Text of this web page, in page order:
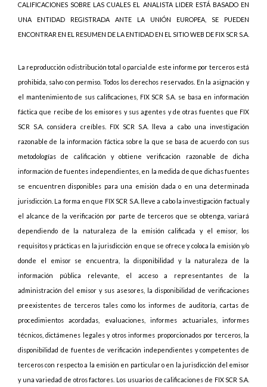
CALIFICACIONES SOBRE LAS CUALES EL ANALISTA LIDER ESTÁ BASADO EN
UNA ENTIDAD REGISTRADA ANTE LA UNIÓN EUROPEA, SE PUEDEN
ENCONTRAR EN EL RESUMEN DE LA ENTIDAD EN EL SITIO WEB DE FIX SCR S.A.
La reproducción o distribución total o parcial de este informe por terceros está
prohibida, salvo con permiso. Todos los derechos reservados. En la asignación y
el mantenimiento de sus calificaciones, FIX SCR S.A. se basa en información
fáctica que recibe de los emisores y sus agentes y de otras fuentes que FIX
SCR S.A. considera creíbles. FIX SCR S.A. lleva a cabo una investigación
razonable de la información fáctica sobre la que se basa de acuerdo con sus
metodologías de calificación y obtiene verificación razonable de dicha
información de fuentes independientes, en la medida de que dichas fuentes
se encuentren disponibles para una emisión dada o en una determinada
jurisdicción. La forma en que FIX SCR S.A. lleve a cabo la investigación factual y
el alcance de la verificación por parte de terceros que se obtenga, variará
dependiendo de la naturaleza de la emisión calificada y el emisor, los
requisitos y prácticas en la jurisdicción en que se ofrece y coloca la emisión y/o
donde el emisor se encuentra, la disponibilidad y la naturaleza de la
información pública relevante, el acceso a representantes de la
administración del emisor y sus asesores, la disponibilidad de verificaciones
preexistentes de terceros tales como los informes de auditoría, cartas de
procedimientos acordadas, evaluaciones, informes actuariales, informes
técnicos, dictámenes legales y otros informes proporcionados por terceros, la
disponibilidad de fuentes de verificación independientes y competentes de
terceros con respecto a la emisión en particular o en la jurisdicción del emisor
y una variedad de otros factores. Los usuarios de calificaciones de FIX SCR S.A.